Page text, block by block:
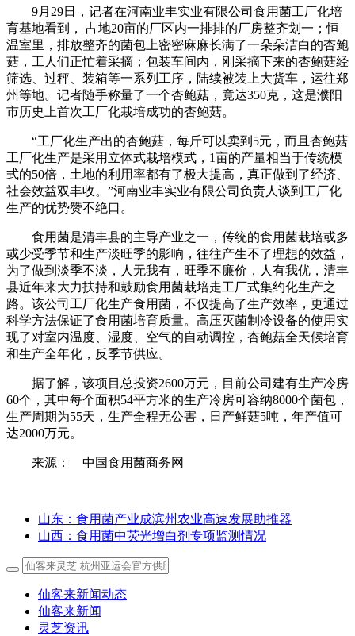
9月29日，记者在河南业丰实业有限公司食用菌工厂化培
育基地看到， 占地20亩的厂区内一排排的厂房整齐划一；恒
温室里，排放整齐的菌包上密密麻麻长满了一朵朵洁白的杏鲍
菇，工人们正忙着采摘；包装车间内，刚采摘下来的杏鲍菇经
筛选、过秤、装箱等一系列工序，陆续被装上大货车，运往郑
州等地。记者随手称量了一个杏鲍菇，竟达350克，这是濮阳
市历史上首次工厂化栽培成功的杏鲍菇。
“工厂化生产出的杏鲍菇，每斤可以卖到5元，而且杏鲍菇
工厂化生产是采用立体式栽培模式，1亩的产量相当于传统模
式的50倍，土地的利用率都有了极大提高，真正做到了经济、
社会效益双丰收。”河南业丰实业有限公司负责人谈到工厂化
生产的优势赞不绝口。
食用菌是清丰县的主导产业之一，传统的食用菌栽培或多
或少受季节和生产淡旺季的影响，往往产生不了理想的效益，
为了做到淡季不淡，人无我有，旺季不廉价，人有我优，清丰
县近年来大力扶持和鼓励食用菌栽培走工厂式集约化生产之
路。该公司工厂化生产食用菌，不仅提高了生产效率，更通过
科学方法保证了食用菌培育质量。高压灭菌制冷设备的使用实
现了对室内温度、湿度、空气的自动调控，杏鲍菇全天候培育
和生产全年化，反季节供应。
据了解，该项目总投资2600万元，目前公司建有生产冷房
60个，其中每个面积54平方米的生产冷房可容纳8000个菌包，
生产周期为55天，生产全程无公害，日产鲜菇5吨，年产值可
达2000万元。
来源： 中国食用菌商务网
山东：食用菌产业成滨州农业高速发展助推器
山西：食用菌中荧光增白剂专项监测情况
仙客来新闻动态
仙客来新闻
灵芝资讯